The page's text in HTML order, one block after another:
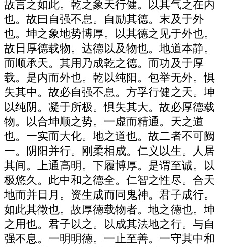
故言之如此。乾之象天行健。以其气之在内
也。故曰自强不息。自励其德。末及于外
也。坤之象地势博厚。以其德之见于外也。
故日厚德载物。达德以及物也。地道本静。
而顺承天。其用乃成乾之德。而功及于厚
载。是内而外也。乾以纯阳。包举无外。惧
失其中。故必自强不息。方孚行健之天。坤
以纯阴。凝于所极。惧失其大。故必厚德载
物。以合坤顺之势。一虚而精通。天之道
也。一实而大化。地之道也。故二者不可阙
一。阴阳并行。刚柔相成。仁义以生。人居
其间。上通高明。下履博厚。是谓至诚。以
极悠久。此中和之德全。仁智之性尽。合天
地而并日月。资生成而同鬼神。君子成行。
如此其徵也。故厚德载物者。地之德也。坤
之用也。君子以之。以成其法地之行。与自
强不息。一明明德。一止至善。一守其中和